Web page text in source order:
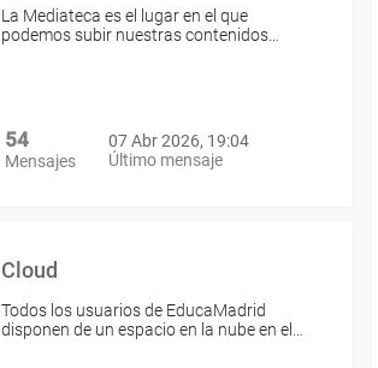
La Mediateca es el lugar en el que
podemos subir nuestras contenidos…
54
Mensajes
07 Abr 2026, 19:04
Último mensaje
Cloud
Todos los usuarios de EducaMadrid
disponen de un espacio en la nube en el…